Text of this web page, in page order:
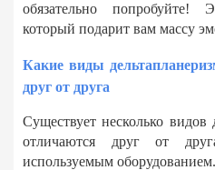
обязательно попробуйте!
который подарит вам массу
Какие виды
друг от друга
Существует несколько видов
отличаются друг от
используемым оборудованием.